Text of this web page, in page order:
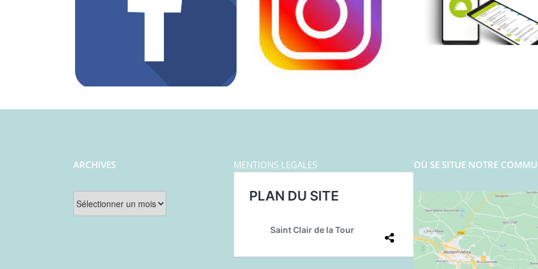
ARCHIVES
Archives
MENTIONS LEGALES OÙ SE SITUE NOTRE